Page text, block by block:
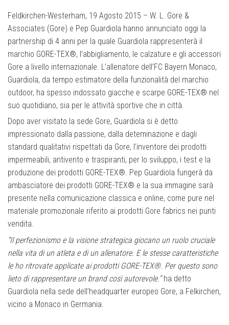
Feldkirchen-Westerham, 19 Agosto 2015 – W. L. Gore &
Associates (Gore) e Pep Guardiola hanno annunciato oggi la
partnership di 4 anni per la quale Guardiola rappresenterà il
marchio GORE-TEX®, l’abbigliamento, le calzature e gli accessori
Gore a livello internazionale. L’allenatore dell’FC Bayern Monaco,
Guardiola, da tempo estimatore della funzionalità del marchio
outdoor, ha spesso indossato giacche e scarpe GORE-TEX® nel
suo quotidiano, sia per le attività sportive che in città.
Dopo aver visitato la sede Gore, Guardiola si è detto
impressionato dalla passione, dalla deteminazione e dagli
standard qualitativi rispettati da Gore, l’inventore dei prodotti
impermeabili, antivento e traspiranti, per lo sviluppo, i test e la
produzione dei prodotti GORE-TEX®. Pep Guardiola fungerà da
ambasciatore dei prodotti GORE-TEX® e la sua immagine sarà
presente nella comunicazione classica e online, come pure nel
materiale promozionale riferito ai prodotti Gore fabrics nei punti
vendita.
“Il perfezionismo e la visione strategica giocano un ruolo cruciale
nella vita di un atleta e di un allenatore. E le stesse caratteristiche
le ho ritrovate applicate ai prodotti GORE-TEX®. Per questo sono
lieto di rappresentare un brand così autorevole.”ha detto
Guardiola nella sede dell’headquarter europeo Gore, a Felkirchen,
vicino a Monaco in Germania.